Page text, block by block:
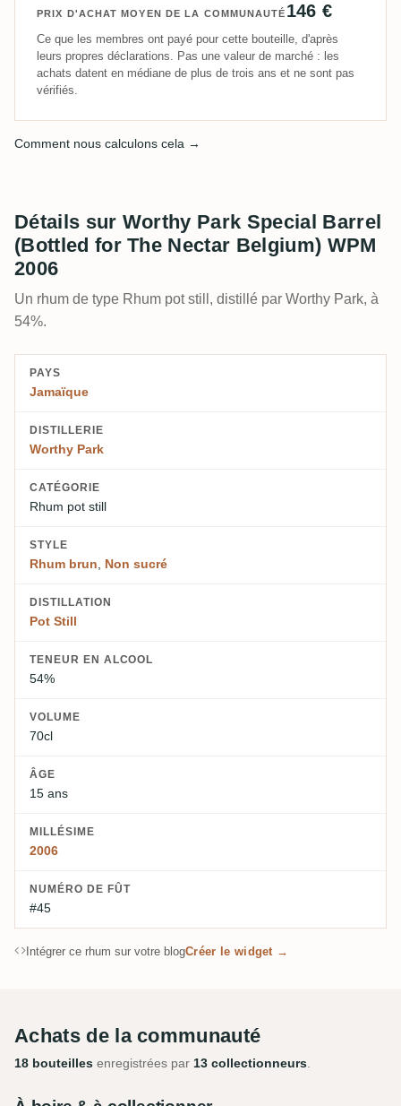
PRIX D'ACHAT MOYEN DE LA COMMUNAUTÉ 146 €
Ce que les membres ont payé pour cette bouteille, d'après
leurs propres déclarations. Pas une valeur de marché : les
achats datent en médiane de plus de trois ans et ne sont pas
vérifiés.
Comment nous calculons cela →
Détails sur Worthy Park Special Barrel
(Bottled for The Nectar Belgium) WPM
2006
Un rhum de type Rhum pot still, distillé par Worthy Park, à
54%.
PAYS
Jamaïque
DISTILLERIE
Worthy Park
CATÉGORIE
Rhum pot still
STYLE
Rhum brun, Non sucré
DISTILLATION
Pot Still
TENEUR EN ALCOOL
54%
VOLUME
70cl
ÂGE
15 ans
MILLÉSIME
2006
NUMÉRO DE FÛT
#45
Intégrer ce rhum sur votre blogCréer le widget →
Achats de la communauté
18 bouteilles enregistrées par 13 collectionneurs.